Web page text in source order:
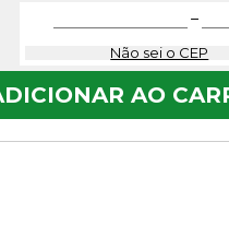
−
Não sei o CEP
AO